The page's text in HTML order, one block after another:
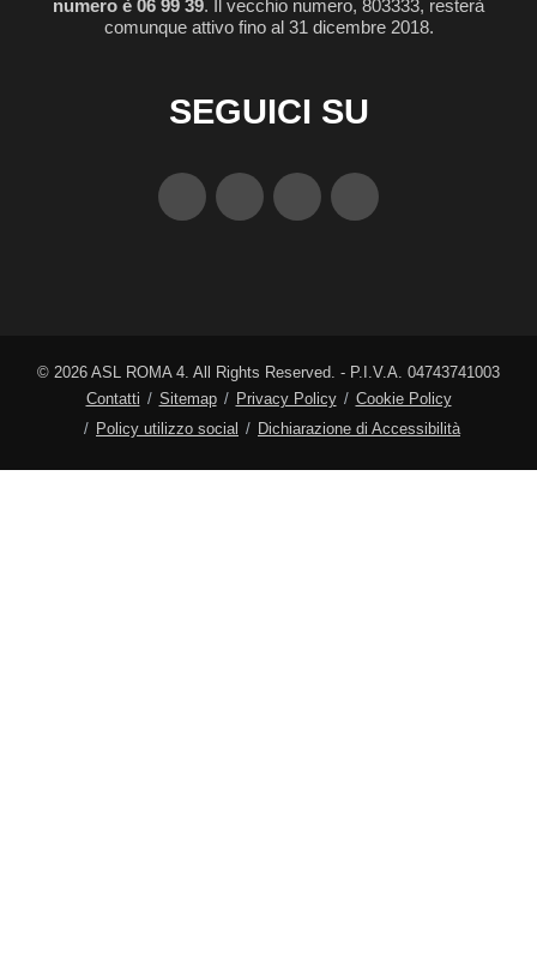
numero è 06 99 39. Il vecchio numero, 803333, resterà
comunque attivo fino al 31 dicembre 2018.
SEGUICI SU
© 2026 ASL ROMA 4. All Rights Reserved. - P.I.V.A. 04743741003
Contatti
Sitemap Privacy Policy
Cookie Policy
Policy utilizzo social
Dichiarazione di Accessibilità